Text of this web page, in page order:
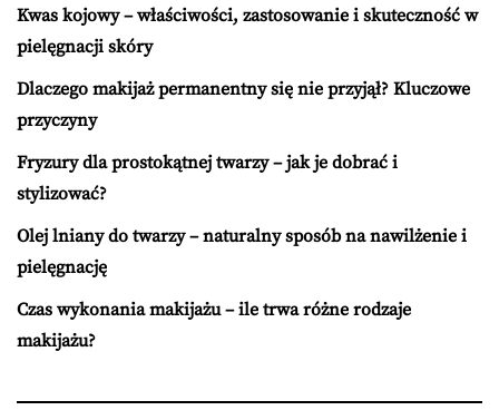
Kwas kojowy – właściwości, zastosowanie i skuteczność w
pielęgnacji skóry
Dlaczego makijaż permanentny się nie przyjął? Kluczowe
przyczyny
Fryzury dla prostokątnej twarzy – jak je dobrać i
stylizować?
Olej lniany do twarzy – naturalny sposób na nawilżenie i
pielęgnację
Czas wykonania makijażu – ile trwa różne rodzaje
makijażu?